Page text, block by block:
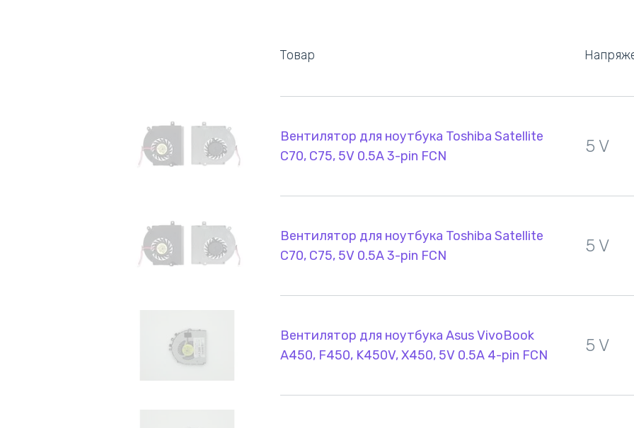
Товар
Вентилятор для ноутбука Toshiba Satellite
C70, C75, 5V 0.5A 3-pin FCN
5 V
Вентилятор для ноутбука Toshiba Satellite
C70, C75, 5V 0.5A 3-pin FCN
5 V
Вентилятор для ноутбука Asus VivoBook
A450, F450, K450V, X450, 5V 0.5A 4-pin FCN
5 V